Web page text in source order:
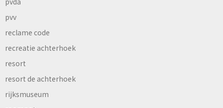
pvv
reclame code
recreatie achterhoek
resort
resort de achterhoek
rijksmuseum